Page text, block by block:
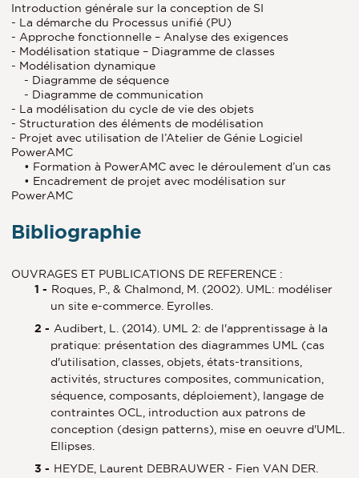
Introduction générale sur la conception de SI
- La démarche du Processus unifié (PU)
- Approche fonctionnelle – Analyse des exigences
- Modélisation statique – Diagramme de classes
- Modélisation dynamique
- Diagramme de séquence
- Diagramme de communication
- La modélisation du cycle de vie des objets
- Structuration des éléments de modélisation
- Projet avec utilisation de l’Atelier de Génie Logiciel
PowerAMC
• Formation à PowerAMC avec le déroulement d’un cas
• Encadrement de projet avec modélisation sur
PowerAMC
Bibliographie
OUVRAGES ET PUBLICATIONS DE REFERENCE :
Roques, P., & Chalmond, M. (2002). UML: modéliser
un site e-commerce. Eyrolles.
Audibert, L. (2014). UML 2: de l'apprentissage à la
pratique: présentation des diagrammes UML (cas
d'utilisation, classes, objets, états-transitions,
activités, structures composites, communication,
séquence, composants, déploiement), langage de
contraintes OCL, introduction aux patrons de
conception (design patterns), mise en oeuvre d'UML.
Ellipses.
HEYDE, Laurent DEBRAUWER - Fien VAN DER.